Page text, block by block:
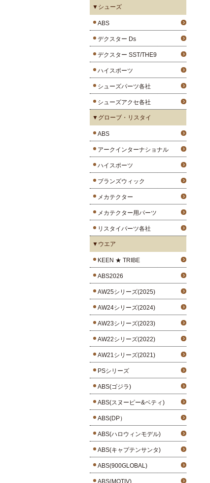
▼シューズ
ABS
デクスター Ds
デクスター SST/THE9
ハイスポーツ
シューズパーツ各社
シューズアクセ各社
▼グローブ・リスタイ
ABS
アークインターナショナル
ハイスポーツ
ブランズウィック
メカテクター
メカテクター用パーツ
リスタイパーツ各社
▼ウエア
KEEN ★ TRIBE
ABS2026
AW25シリーズ(2025)
AW24シリーズ(2024)
AW23シリーズ(2023)
AW22シリーズ(2022)
AW21シリーズ(2021)
PSシリーズ
ABS(ゴジラ)
ABS(スヌーピー&ベティ)
ABS(DP）
ABS(ハロウィンモデル)
ABS(キャプテンサンタ)
ABS(900GLOBAL)
ABS(MOTIV)